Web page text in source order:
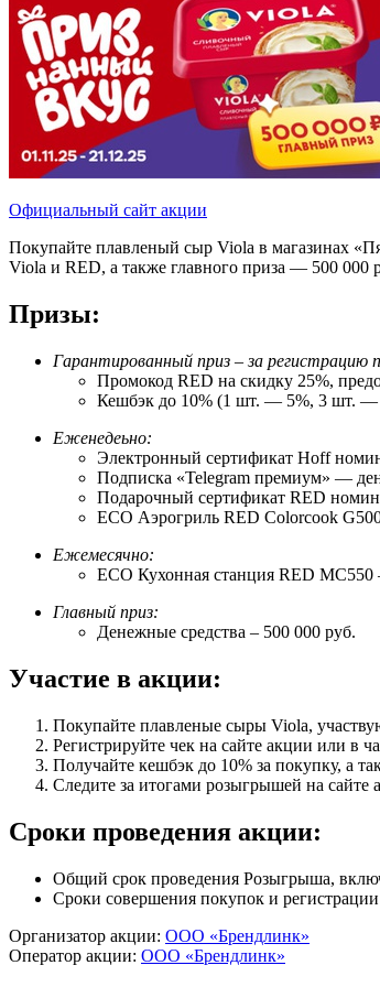
Официальный сайт акции
Покупайте плавленый сыр Viola в магазинах
Viola и RED, а также главного приза — 500 000
Призы:
Гарантированный приз – за регистрацию
Промокод RED на скидку 25%,
Кешбэк до 10% (1 шт. — 5%, 3 шт. —
Еженедеьно:
Электронный сертификат Hoff
Подписка «Telegram премиум» —
Подарочный сертификат RED
ECO Аэрогриль RED Colorcook
Ежемесячно:
ECO Кухонная станция RED
Главный приз:
Денежные средства – 500 000 руб.
Участие в акции:
Покупайте плавленые сыры Viola,
Регистрируйте чек на сайте акции или в
Получайте кешбэк до 10% за покупку, а
Следите за итогами розыгрышей на сайте
Сроки проведения акции:
Общий срок проведения Розыгрыша,
Сроки совершения покупок и
Организатор акции: ООО «Брендлинк»
Оператор акции: ООО «Брендлинк»